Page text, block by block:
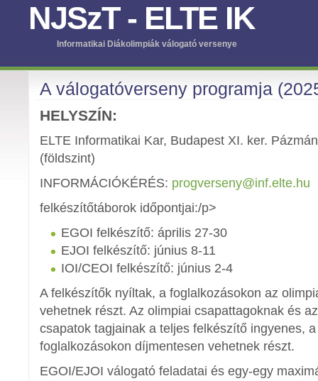
NJSzT- ELTE IK
Informatikai Diákolimpiák válogató versenye
A válogatóverseny programja
HELYSZÍN:
ELTE Informatikai Kar, Budapest XI. ker.
(földszint)
INFORMÁCIÓKÉRÉS: progverseny@inf.elte.hu
felkészítőtáborok időpontjai:/p>
EGOI felkészítő: április 27-30
EJOI felkészítő: június 8-11
IOI/CEOI felkészítő: június 2-4
A felkészítők nyíltak, a foglalkozásokon az
vehetnek részt. Az olimpiai csapattagoknak és
csapatok tagjainak a teljes felkészítő ingyenes,
foglalkozásokon díjmentesen vehetnek részt.
EGOI/EJOI válogató feladatai és egy-egy